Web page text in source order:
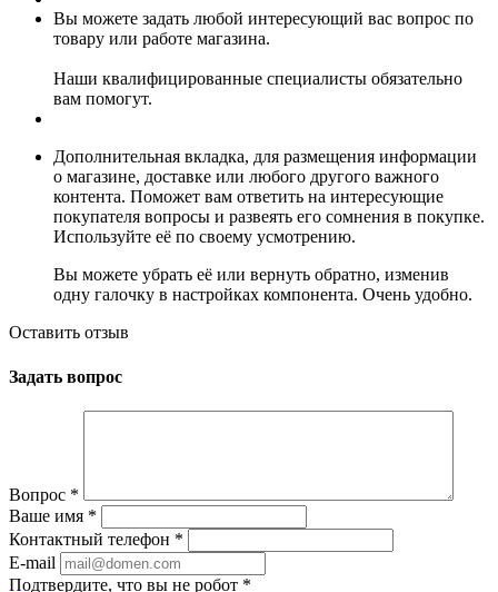
Вы можете задать любой интересующий вас вопрос по
товару или работе магазина.
Наши квалифицированные специалисты обязательно
вам помогут.
Дополнительная вкладка, для размещения информации
о магазине, доставке или любого другого важного
контента. Поможет вам ответить на интересующие
покупателя вопросы и развеять его сомнения в покупке.
Используйте её по своему усмотрению.
Вы можете убрать её или вернуть обратно, изменив
одну галочку в настройках компонента. Очень удобно.
Оставить отзыв
Задать вопрос
Вопрос *
Ваше имя *
Контактный телефон *
E-mail
Подтвердите, что вы не робот *